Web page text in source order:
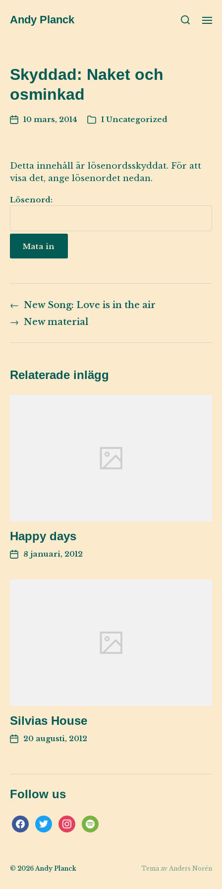
Andy Planck
Skyddad: Naket och
osminkad
10 mars, 2014 I Uncategorized
Detta innehåll är lösenordsskyddat. För att
visa det, ange lösenordet nedan.
Lösenord:
← New Song: Love is in the air
→ New material
Relaterade inlägg
Happy days
8 januari, 2012
Silvias House
20 augusti, 2012
Follow us
© 2026 Andy Planck Tema av Anders Norén